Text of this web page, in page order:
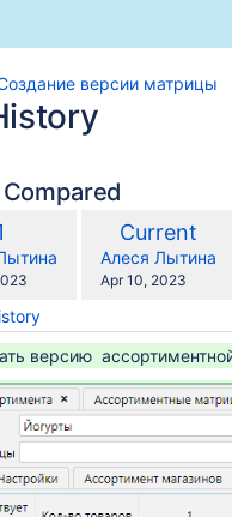
кассира"
кассового оборудования
товара на ТСД
версии матрицы
compared
New
Version
Current
Алеся Лытина
Saved
Apr 10, 2023
версию